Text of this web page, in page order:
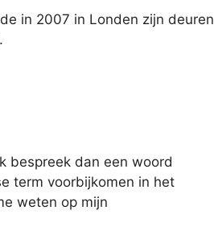
in 2007 in Londen zijn deuren
bespreek dan een woord
term voorbijkomen in het
weten op mijn